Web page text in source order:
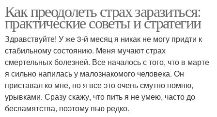
Как преодолеть страх заразиться:
практические советы и стратегии
Здравствуйте! У же 3-й месяц я никак не могу придти к
стабильному состоянию. Меня мучают страх
смертельных болезней. Все началось с того, что в марте
я сильно напилась у малознакомого человека. Он
приставал ко мне, но я все это очень смутно помню,
урывками. Сразу скажу, что пить я не умею, часто до
беспамятства, поэтому пью редко.